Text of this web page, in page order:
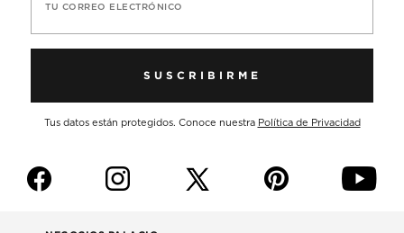
TU CORREO ELECTRÓNICO
SUSCRIBIRME
Tus datos están protegidos. Conoce nuestra Política de Privacidad
f i p y